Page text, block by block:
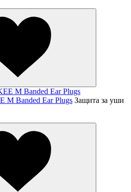
M Banded Ear Plugs Защита за уши